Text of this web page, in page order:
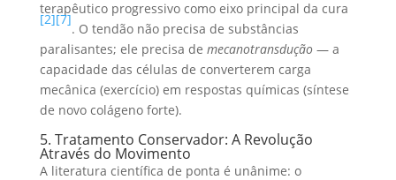
terapêutico progressivo como eixo principal da cura
[2][7]
. O tendão não precisa de substâncias
paralisantes; ele precisa de mecanotransdução— a
capacidade das células de converterem carga
mecânica (exercício) em respostas químicas (síntese
de novo colágeno forte).
5. Tratamento Conservador: A Revolução
Através do Movimento
A literatura científica de ponta é unânime: o